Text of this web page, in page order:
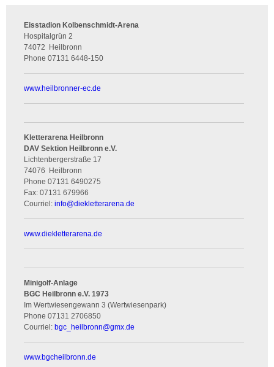
Eisstadion Kolbenschmidt-Arena
Hospitalgrün 2
74072
Heilbronn
Phone 07131 6448-150
www.heilbronner-ec.de
Kletterarena Heilbronn
DAV Sektion Heilbronn e.V.
Lichtenbergerstraße 17
74076
Heilbronn
Phone 07131 6490275
Fax: 07131 679966
Courriel: info@diekletterarena.de
www.diekletterarena.de
Minigolf-Anlage
BGC Heilbronn e.V. 1973
Im Wertwiesengewann 3 (Wertwiesenpark)
Phone 07131 2706850
Courriel: bgc_heilbronn@gmx.de
www.bgcheilbronn.de